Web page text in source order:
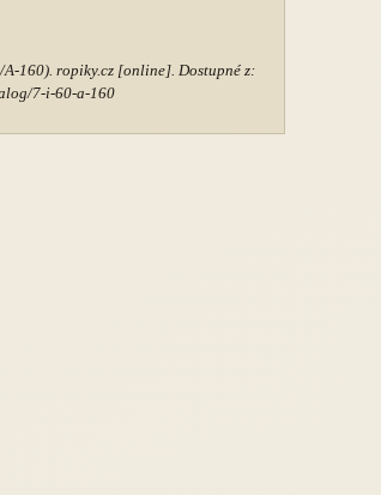
160). ropiky.cz [online]. Dostupné z:
7-i-60-a-160